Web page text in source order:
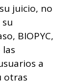
juicio, no
BIOPYC,
las
a
otras